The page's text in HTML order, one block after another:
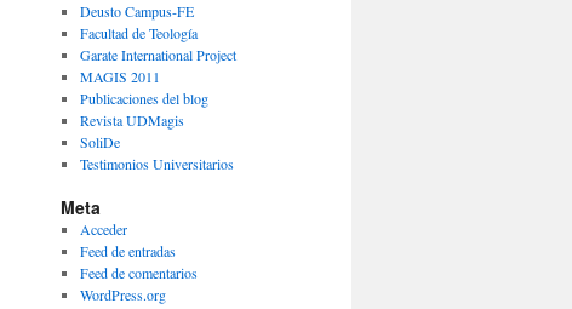
Deusto Campus-FE
Facultad de Teología
Garate International Project
MAGIS 2011
Publicaciones del blog
Revista UDMagis
SoliDe
Testimonios Universitarios
Meta
Acceder
Feed de entradas
Feed de comentarios
WordPress.org